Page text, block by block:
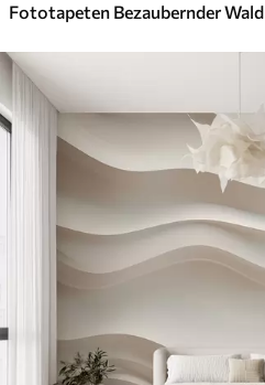
Fototapeten Bezaubernder Wald